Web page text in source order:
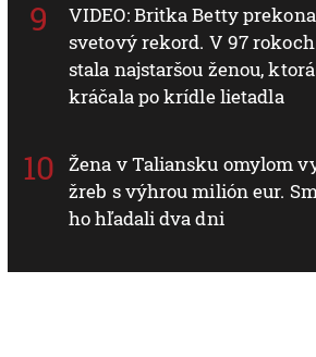
VIDEO: Britka Betty
svetový rekord. V 97
stala najstaršou ženou, ktorá
kráčala po krídle lietadla
Žena v Taliansku omylom
žreb s výhrou milión eur.
ho hľadali dva dni